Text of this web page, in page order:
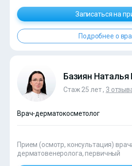
Записаться на
Подробнее о
Базиян Наталья
Стаж 25 лет , 3
Врач-дерматокосметолог
Прием (осмотр, консультация)
дерматовенеролога, первичный